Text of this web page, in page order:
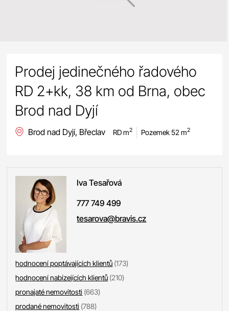
Prodej jedinečného řadového
RD 2+kk, 38 km od Brna, obec
Brod nad Dyjí
Brod nad Dyjí, Břeclav RD m2 Pozemek 52 m2
IvaTesařová
777 749 499
tesarova@bravis.cz
hodnocení poptávajících klientů (173)
hodnocení nabízejících klientů (210)
pronajaté nemovitosti (663)
prodané nemovitosti (788)